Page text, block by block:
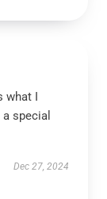
what I
special
Dec 27, 2024